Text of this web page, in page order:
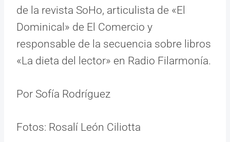
de la revista SoHo, articulista de «El
Dominical» de El Comercio y
responsable de la secuencia sobre libros
«La dieta del lector» en Radio Filarmonía.
Por Sofía Rodríguez
Fotos: Rosalí León Ciliotta